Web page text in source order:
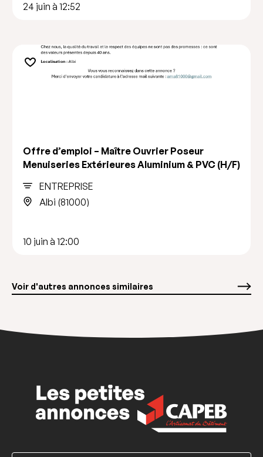
24 juin à 12:52
Offre d’emploi – Maître Ouvrier Poseur
Menuiseries Extérieures Aluminium & PVC (H/F)
ENTREPRISE
Albi (81000)
10 juin à 12:00
Voir d'autres annonces similaires